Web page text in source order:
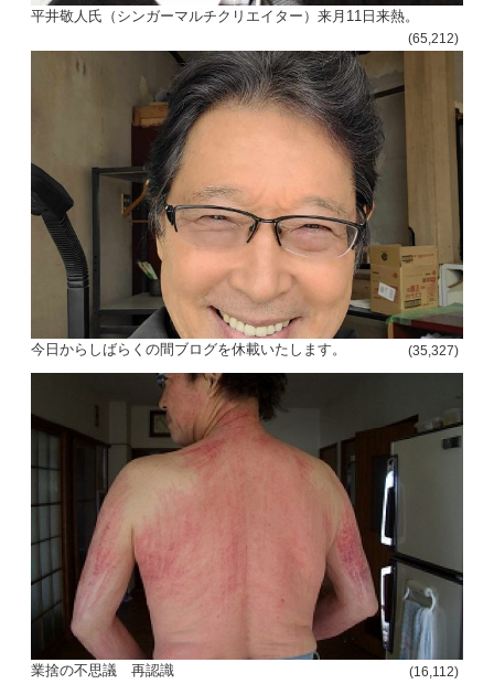
平井敬人氏（シンガーマルチクリエイター）来月11日来熱。
(65,212)
今日からしばらくの間ブログを休載いたします。 (35,327)
業捨の不思議 再認識 (16,112)